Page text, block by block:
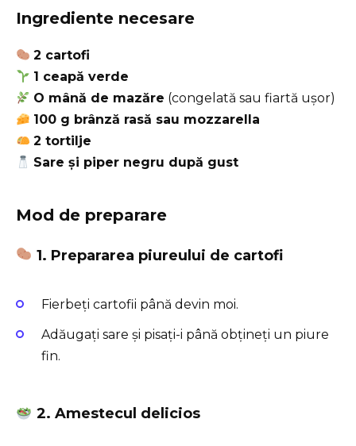
Ingrediente necesare
2 cartofi
1 ceapă verde
O mână de mazăre (congelată sau fiartă ușor)
100 g brânză rasă sau mozzarella
2 tortilje
Sare și piper negru după gust
Mod de preparare
1. Prepararea piureului de cartofi
Fierbeți cartofii până devin moi.
Adăugați sare și pisați-i până obțineți un piure
fin.
2. Amestecul delicios